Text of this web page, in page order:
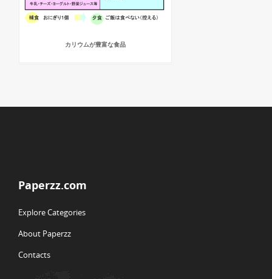
カリウムが豊富な食品
Paperzz.com
Explore Categories
About Paperzz
Contacts